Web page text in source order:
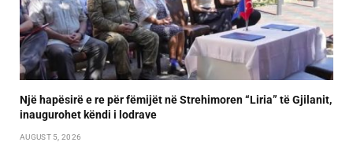
Një hapësirë e re për fëmijët në Strehimoren “Liria” të Gjilanit,
inaugurohet këndi i lodrave
AUGUST 5, 2026